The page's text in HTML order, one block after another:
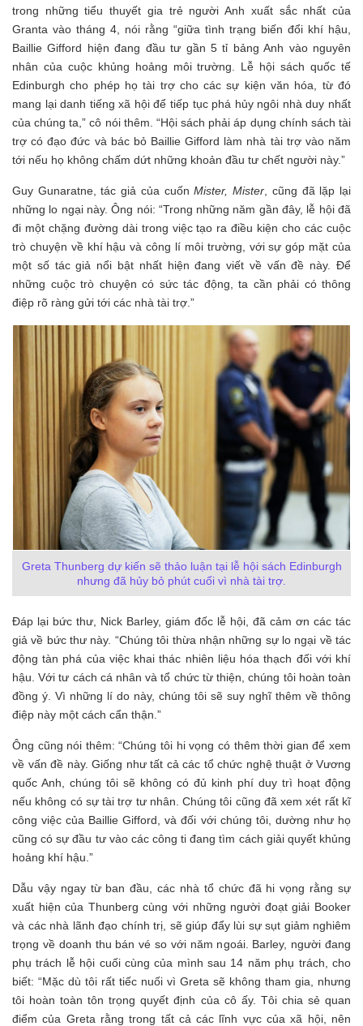
trong những tiểu thuyết gia trẻ người Anh xuất sắc nhất của
Granta vào tháng 4, nói rằng “giữa tình trạng biến đổi khí hậu,
Baillie Gifford hiện đang đầu tư gần 5 tỉ bảng Anh vào nguyên
nhân của cuộc khủng hoảng môi trường. Lễ hội sách quốc tế
Edinburgh cho phép họ tài trợ cho các sự kiện văn hóa, từ đó
mang lại danh tiếng xã hội để tiếp tục phá hủy ngôi nhà duy nhất
của chúng ta,” cô nói thêm. “Hội sách phải áp dụng chính sách tài
trợ có đạo đức và bác bỏ Baillie Gifford làm nhà tài trợ vào năm
tới nếu họ không chấm dứt những khoản đầu tư chết người này.”
Guy Gunaratne, tác giả của cuốnMister, Mister , cũng đã lặp lại
những lo ngại này. Ông nói: “Trong những năm gần đây, lễ hội đã
đi một chặng đường dài trong việc tạo ra điều kiện cho các cuộc
trò chuyện về khí hậu và công lí môi trường, với sự góp mặt của
một số tác giả nổi bật nhất hiện đang viết về vấn đề này. Để
những cuộc trò chuyện có sức tác động, ta cần phải có thông
điệp rõ ràng gửi tới các nhà tài trợ.”
Greta Thunberg dự kiến sẽ thảo luận tại lễ hội sách Edinburgh
nhưng đã hủy bỏ phút cuối vì nhà tài trợ.
Đáp lại bức thư, Nick Barley, giám đốc lễ hội, đã cảm ơn các tác
giả về bức thư này. “Chúng tôi thừa nhận những sự lo ngại về tác
động tàn phá của việc khai thác nhiên liệu hóa thạch đối với khí
hậu. Với tư cách cá nhân và tổ chức từ thiện, chúng tôi hoàn toàn
đồng ý. Vì những lí do này, chúng tôi sẽ suy nghĩ thêm về thông
điệp này một cách cẩn thận.”
Ông cũng nói thêm: “Chúng tôi hi vọng có thêm thời gian để xem
về vấn đề này. Giống như tất cả các tổ chức nghệ thuật ở Vương
quốc Anh, chúng tôi sẽ không có đủ kinh phí duy trì hoạt động
nếu không có sự tài trợ tư nhân. Chúng tôi cũng đã xem xét rất kĩ
công việc của Baillie Gifford, và đối với chúng tôi, dường như họ
cũng có sự đầu tư vào các công ti đang tìm cách giải quyết khủng
hoảng khí hậu.”
Dẫu vậy ngay từ ban đầu, các nhà tổ chức đã hi vọng rằng sự
xuất hiện của Thunberg cùng với những người đoạt giải Booker
và các nhà lãnh đạo chính trị, sẽ giúp đẩy lùi sự sụt giảm nghiêm
trọng về doanh thu bán vé so với năm ngoái. Barley, người đang
phụ trách lễ hội cuối cùng của mình sau 14 năm phụ trách, cho
biết: “Mặc dù tôi rất tiếc nuối vì Greta sẽ không tham gia, nhưng
tôi hoàn toàn tôn trọng quyết định của cô ấy. Tôi chia sẻ quan
điểm của Greta rằng trong tất cả các lĩnh vực của xã hội, nên